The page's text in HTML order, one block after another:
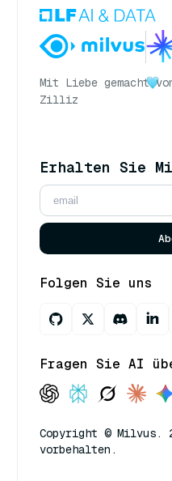
Mit Liebe gemacht
Zilliz
Erhalten Sie
Folgen Sie uns
Fragen Sie AI
Copyright © Milvus.
vorbehalten.